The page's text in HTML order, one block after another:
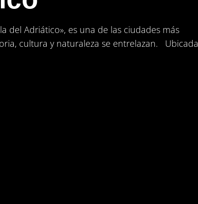
del Adriático», es una de las ciudades más
cultura y naturaleza se entrelazan. Ubicada